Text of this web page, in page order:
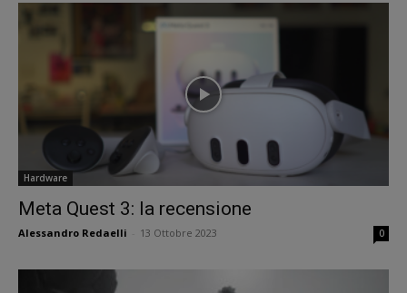
Hardware
Meta Quest 3: la recensione
Alessandro Redaelli 13 Ottobre 2023 0